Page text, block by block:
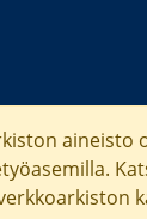
aineisto